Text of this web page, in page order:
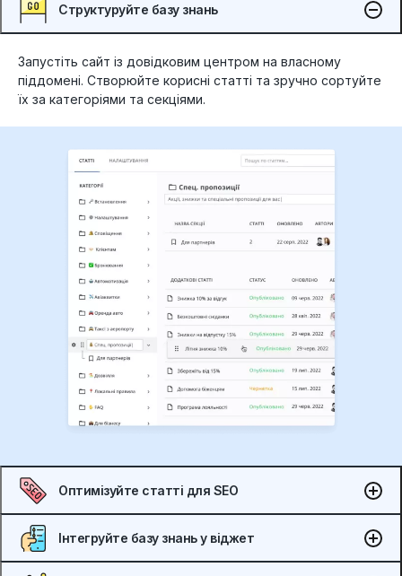
Структуруйте базу знань
Запустіть сайт із довідковим центром на власному
піддомені. Створюйте корисні статті та зручно сортуйте
їх за категоріями та секціями.
Оптимізуйте статті для SEO
Інтегруйте базу знань у віджет